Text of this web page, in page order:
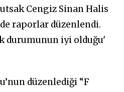
Cengiz Sinan Halis
raporlar düzenlendi.
durumunun iyi olduğu'
düzenlediği “F